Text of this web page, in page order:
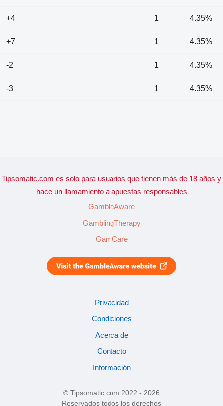
+4 1 4.35%
+7 1 4.35%
-2 1 4.35%
-3 1 4.35%
Tipsomatic.com es solo para usuarios que tienen más de 18 años y
hace un llamamiento a apuestas responsables
GambleAware
GamblingTherapy
GamCare
Privacidad
Condiciones
Acerca de
Contacto
Información
© Tipsomatic.com 2022 - 2026
Reservados todos los derechos